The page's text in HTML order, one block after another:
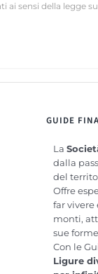
sensi della legge
GUIDE
La
dalla
del
Offre
far
monti,
sue
Con le
Ligure